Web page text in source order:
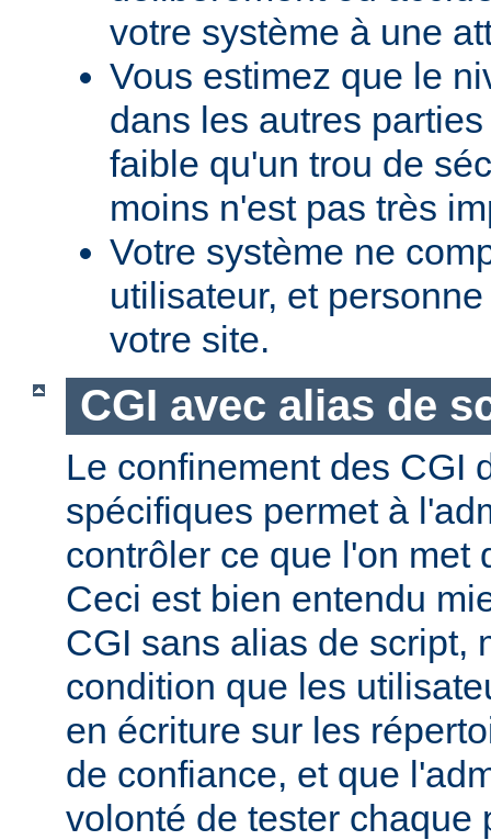
votre système à une
Vous estimez que le
dans les autres
faible qu'un trou de
moins n'est pas très
Votre système ne
utilisateur, et
votre site.
CGI avec alias de
Le confinement des CGI
spécifiques permet à
contrôler ce que l'on met
Ceci est bien entendu
CGI sans alias de script,
condition que les
en écriture sur les
de confiance, et que
volonté de tester chaque